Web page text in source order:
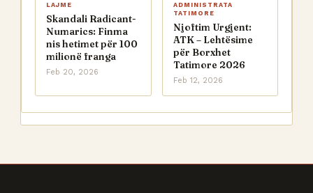
LAJME
Skandali Radicant-
Numarics: Finma
nis hetimet për 100
milionë franga
Feb 20, 2026
ADMINISTRATA
TATIMORE
Njoftim Urgjent:
ATK – Lehtësime
për Borxhet
Tatimore 2026
Feb 12, 2026